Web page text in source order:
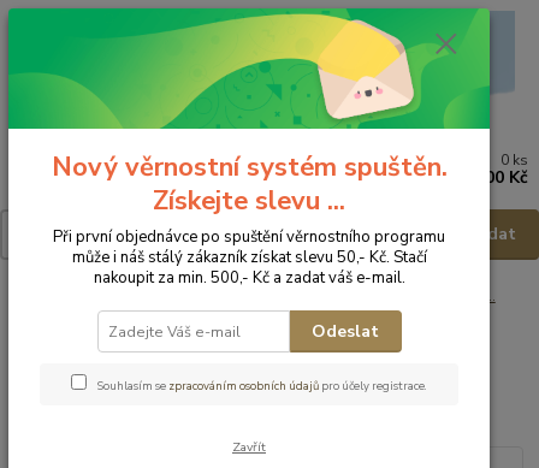
Menu
Hledat
0 ks
0,00 Kč
Kojenecké lahve, lahve, hrnečky ...
Philips AVENT Kojenecká lahev Anti-colic 260ml - 1m+
Philips AVENT Kojenecká lahev
Anti-colic 260ml - 1m+
Nový věrnostní systém spuštěn.
Získejte slevu ...
Při první objednávce po spuštění věrnostního programu
může i náš stálý zákazník získat slevu 50,- Kč. Stačí
nakoupit za min. 500,- Kč a zadat váš e-mail.
Odeslat
Souhlasím se zpracováním osobních údajů pro účely registrace.
Zavřít